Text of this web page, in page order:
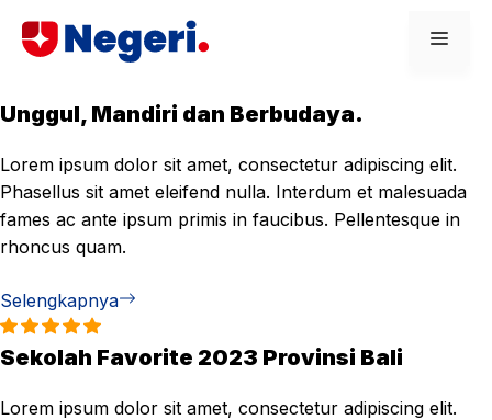
Unggul, Mandiri dan Berbudaya.
Lorem ipsum dolor sit amet, consectetur adipiscing elit.
Phasellus sit amet eleifend nulla. Interdum et malesuada
fames ac ante ipsum primis in faucibus. Pellentesque in
rhoncus quam.
Selengkapnya
Sekolah Favorite 2023 Provinsi Bali
Lorem ipsum dolor sit amet, consectetur adipiscing elit.